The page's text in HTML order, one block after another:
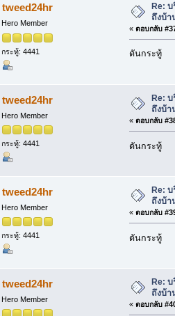
tweed24hr
Hero Member
กระทู้: 4441
Re:
ถึงบ้า
« ตอบกลับ
ดันกระทู้
tweed24hr
Hero Member
กระทู้: 4441
Re:
ถึงบ้า
« ตอบกลับ
ดันกระทู้
tweed24hr
Hero Member
กระทู้: 4441
Re:
ถึงบ้า
« ตอบกลับ
ดันกระทู้
tweed24hr
Hero Member
Re:
ถึงบ้า
« ตอบกลับ